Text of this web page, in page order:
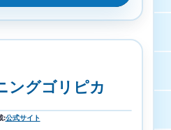
ン
・木曜日・金曜日・土曜
/ 日曜日 定休日
ングゴリピカ
:公式サイト